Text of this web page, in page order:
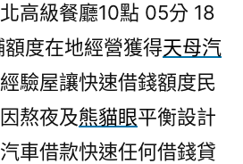
高級餐廳10點 05分 18
度在地經營獲得天母汽
驗屋讓快速借錢額度民
熬夜及熊貓眼平衡設計
車借款快速任何借錢貸